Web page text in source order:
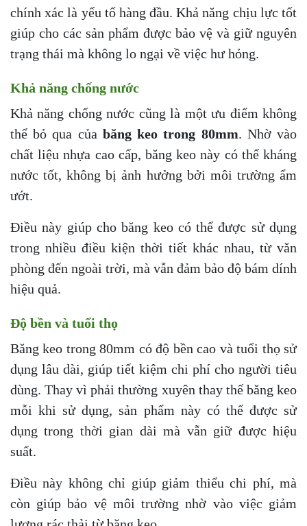
chính xác là yếu tố hàng đầu. Khả năng chịu lực tốt
giúp cho các sản phẩm được bảo vệ và giữ nguyên
trạng thái mà không lo ngại về việc hư hỏng.
Khả năng chống nước
Khả năng chống nước cũng là một ưu điểm không
thể bỏ qua của băng keo trong 80mm. Nhờ vào
chất liệu nhựa cao cấp, băng keo này có thể kháng
nước tốt, không bị ảnh hưởng bởi môi trường ẩm
ướt.
Điều này giúp cho băng keo có thể được sử dụng
trong nhiều điều kiện thời tiết khác nhau, từ văn
phòng đến ngoài trời, mà vẫn đảm bảo độ bám dính
hiệu quả.
Độ bền và tuổi thọ
Băng keo trong 80mm có độ bền cao và tuổi thọ sử
dụng lâu dài, giúp tiết kiệm chi phí cho người tiêu
dùng. Thay vì phải thường xuyên thay thế băng keo
mỗi khi sử dụng, sản phẩm này có thể được sử
dụng trong thời gian dài mà vẫn giữ được hiệu
suất.
Điều này không chỉ giúp giảm thiểu chi phí, mà
còn giúp bảo vệ môi trường nhờ vào việc giảm